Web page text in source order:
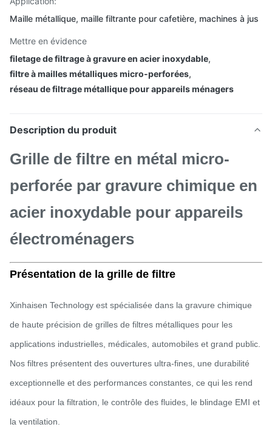
Maille métallique, maille filtrante pour cafetière, machines à jus
Mettre en évidence
filetage de filtrage à gravure en acier inoxydable,
filtre à mailles métalliques micro-perforées,
réseau de filtrage métallique pour appareils ménagers
Description du produit
Grille de filtre en métal micro-
perforée par gravure chimique en
acier inoxydable pour appareils
électroménagers
Présentation de la grille de filtre
Xinhaisen Technology est spécialisée dans la gravure chimique
de haute précision de grilles de filtres métalliques pour les
applications industrielles, médicales, automobiles et grand public.
Nos filtres présentent des ouvertures ultra-fines, une durabilité
exceptionnelle et des performances constantes, ce qui les rend
idéaux pour la filtration, le contrôle des fluides, le blindage EMI et
la ventilation.